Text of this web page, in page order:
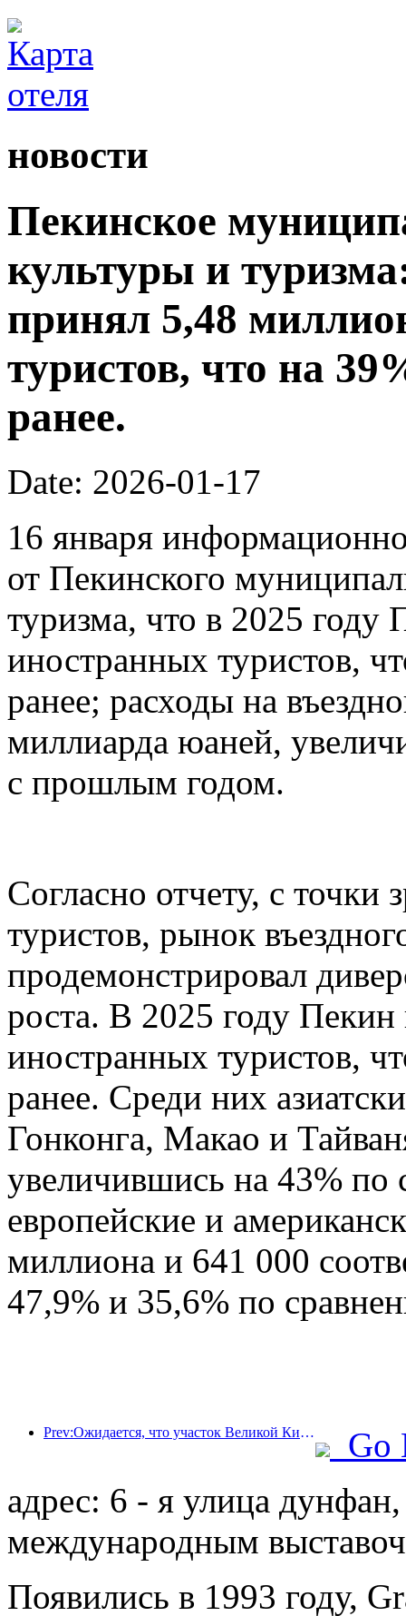
новости
Пекинское
культуры и
принял 5,48
туристов, что на
ранее.
Date: 2026-01-17
16 января
от Пекинского
туризма, что в 2025
иностранных туристов,
ранее; расходы на
миллиарда юаней,
с прошлым годом.
Согласно отчету, с точки
туристов, рынок
продемонстрировал
роста. В 2025 году
иностранных туристов,
ранее. Среди них
Гонконга, Макао и
увеличившись на 43%
европейские и
миллиона и 641 000
47,9% и 35,6% по
Prev:Ожидается, что участок Великой Китайской стены Цзянцзюньгуань в районе Пингу города Пекина будет открыт для публики уже к концу 2026 года.
Go
адрес: 6 - я улица
международным
Появились в 1993 году,